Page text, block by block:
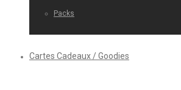
Packs
Cartes Cadeaux / Goodies